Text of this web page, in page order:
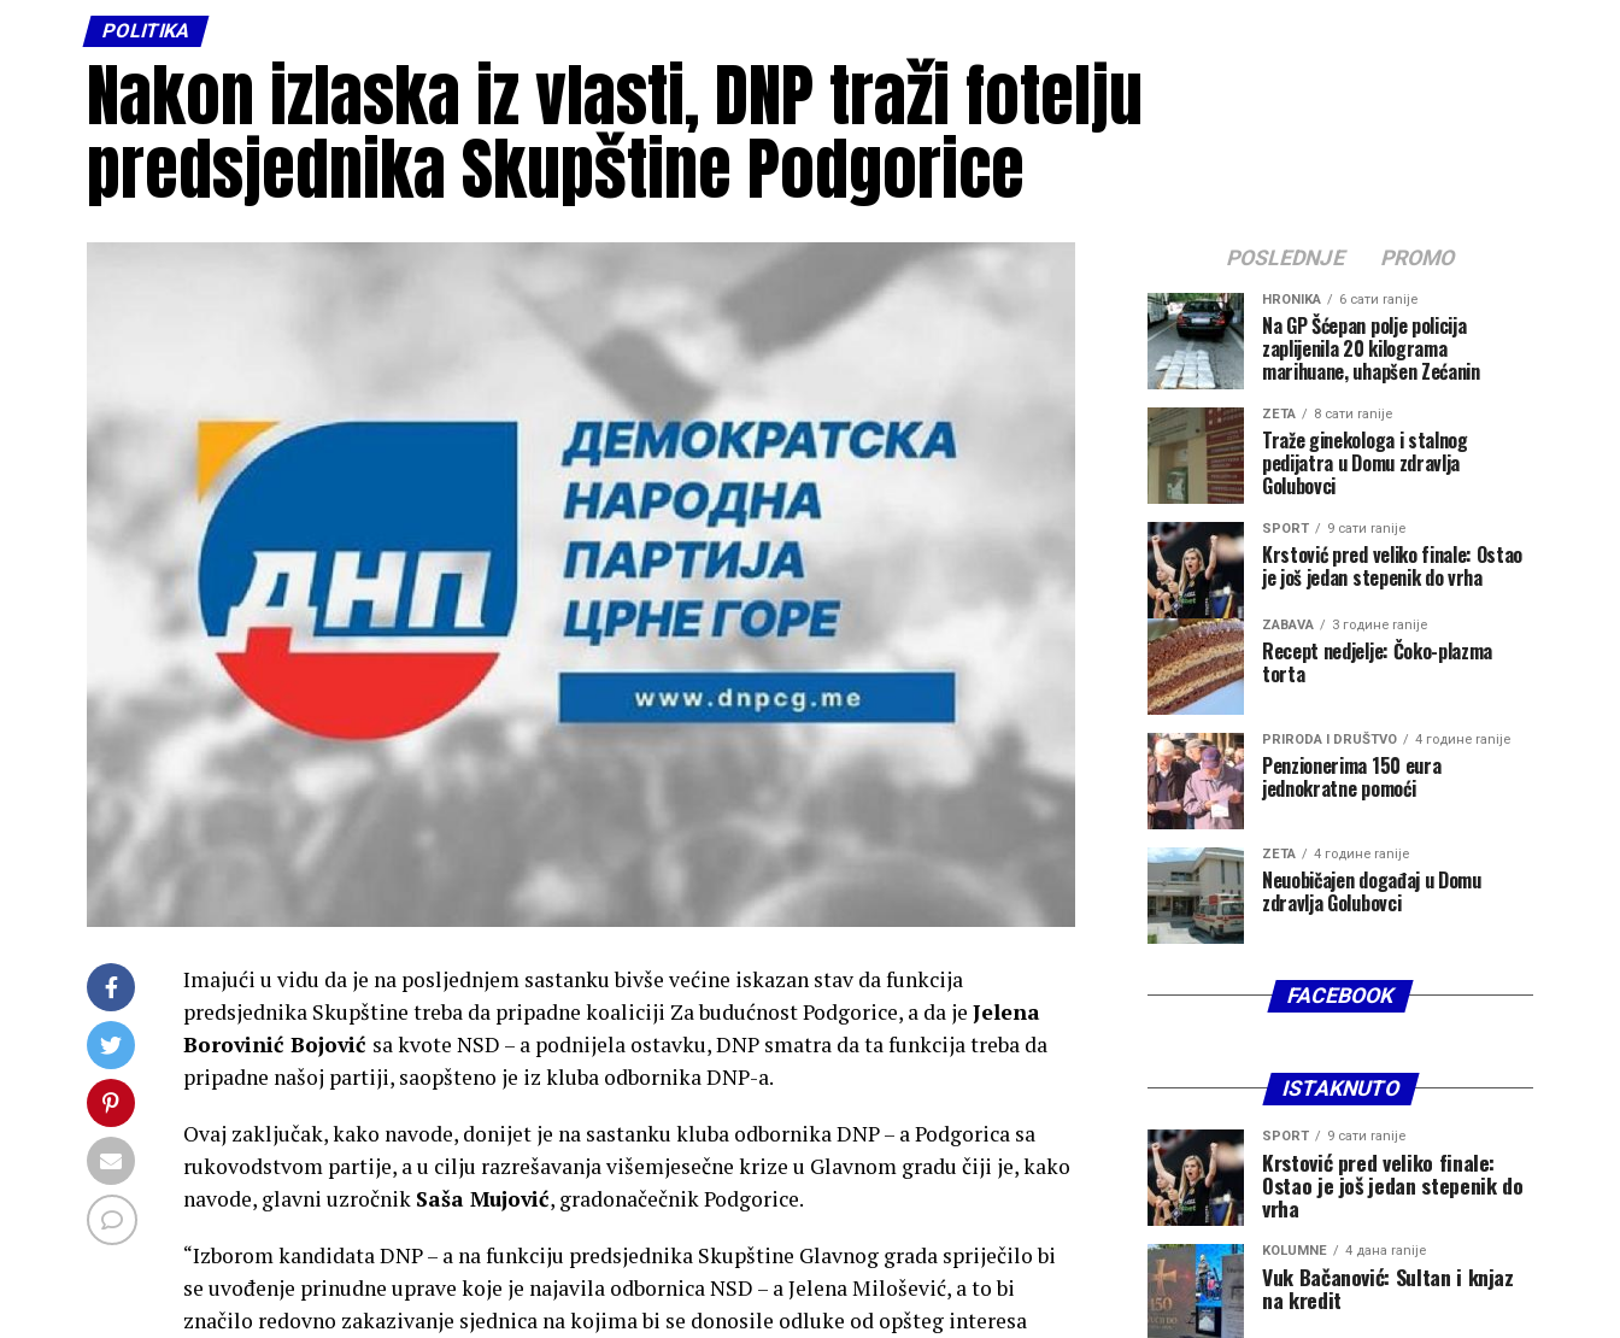
POLITIKA
Nakon izlaska iz vlasti, DNP traži fotelju
predsjednika Skupštine Podgorice
Imajući u vidu da je na posljednjem sastanku bivše većine iskazan stav da funkcija
predsjednika Skupštine treba da pripadne koaliciji Za budućnost Podgorice, a da je Jelena
Borovinić Bojović sa kvote NSD – a podnijela ostavku, DNP smatra da ta funkcija treba da
pripadne našoj partiji, saopšteno je iz kluba odbornika DNP-a.
Ovaj zaključak, kako navode, donijet je na sastanku kluba odbornika DNP – a Podgorica sa
rukovodstvom partije, a u cilju razrešavanja višemjesečne krize u Glavnom gradu čiji je, kako
navode, glavni uzročnik Saša Mujović, gradonačečnik Podgorice.
“Izborom kandidata DNP – a na funkciju predsjednika Skupštine Glavnog grada spriječilo bi
se uvođenje prinudne uprave koje je najavila odbornica NSD – a Jelena Milošević, a to bi
značilo redovno zakazivanje sjednica na kojima bi se donosile odluke od opšteg interesa
POSLEDNJE PROMO
HRONIKA 6 сати ranije
Na GP Šćepan polje policija
zaplijenila 20 kilograma
marihuane, uhapšen Zećanin
ZETA 8 сати ranije
Traže ginekologa i stalnog
pedijatra u Domu zdravlja
Golubovci
SPORT 9 сати ranije
Krstović pred veliko finale: Ostao
je još jedan stepenik do vrha
ZABAVA 3 године ranije
Recept nedjelje: Čoko-plazma
torta
PRIRODA I DRUŠTVO 4 године ranije
Penzionerima 150 eura
jednokratne pomoći
ZETA 4 године ranije
Neuobičajen događaj u Domu
zdravlja Golubovci
FACEBOOK
ISTAKNUTO
SPORT 9 сати ranije
Krstović pred veliko finale:
Ostao je još jedan stepenik do
vrha
KOLUMNE 4 дана ranije
Vuk Bačanović: Sultan i knjaz
na kredit